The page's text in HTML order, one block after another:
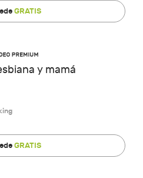
GRATIS
y mamá
GRATIS